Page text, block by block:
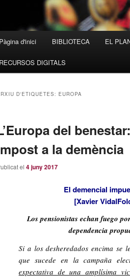
Aneu
al
contingut
Aneu
al
contingut
Pàgina d'inici BIBLIOTECA EL
RECURSOS DIGITALS
D'ETIQUETES: EUROPA
del
a la demència
el 4 juny 2017
El demencial
[Xavier
Los pensionistas echan fuego
dependencia
Si a los desheredados encima se
que sucede en la campaña
expectativa de una amplísima